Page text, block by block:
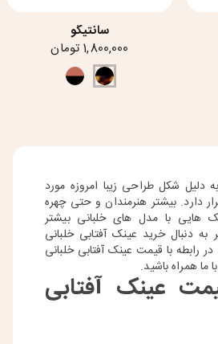
سانتیگو
1,800,000 تومان
دلیل شکل طراحی زیبا امروزه مورد
دارد. بیشتر هنرمندان و حتی چهره‌
هایی با مدل‌ های خلبانی بیشتر
به دنبال خرید عینک آفتابی خلبانی
رابطه با قیمت عینک آفتابی خلبانی
ما همراه باشید.
عینک آفتابی